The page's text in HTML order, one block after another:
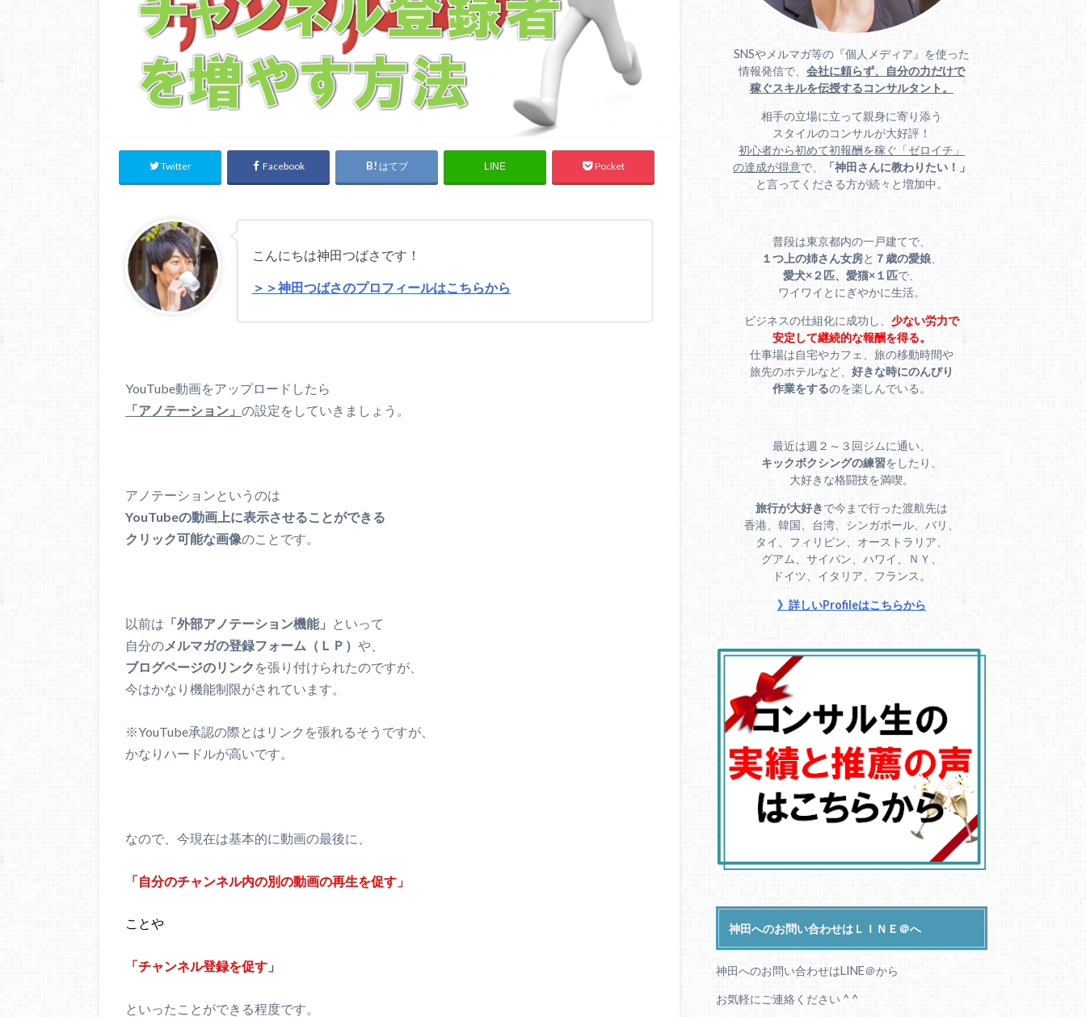
Twitter Facebook はてブ LINE Pocket
こんにちは神田つばさです！
＞＞神田つばさのプロフィールはこちらから
YouTube動画をアップロードしたら
「アノテーション」 の設定をしていきましょう。
アノテーションというのは
YouTubeの動画上に表示させることができる
クリック可能な画像のことです。
以前は 「外部アノテーション機能」
といって
自分のメルマガの登録フォーム（ＬＰ） や、
ブログページのリンク を張り付けられたのですが、
今はかなり機能制限がされています。
※YouTube承認の際とはリンクを張れるそうですが、
かなりハードルが高いです。
なので、今現在は基本的に動画の最後に、
「自分のチャンネル内の別の動画の再生を促す」
ことや
「チャンネル登録を促す」
といったことができる程度です。
SNSやメルマガ等の『個人メディア』を使った
情報発信で、 会社に頼らず、自分の力だけで
稼ぐスキルを伝授するコンサルタント。
相手の立場に立って親身に寄り添う
スタイルのコンサルが大好評！
初心者から初めて初報酬を稼ぐ「ゼロイチ」
の達成が得意で、
「神田さんに教わりたい！」
と言ってくださる方が続々と増加中。
普段は東京都内の一戸建てで、
１つ上の姉さん女房と ７歳の愛娘
愛犬×２匹、愛猫×１匹で、
ワイワイとにぎやかに生活。
ビジネスの仕組化に成功し、 少ない労力で
安定して継続的な報酬を得る。
仕事場は自宅やカフェ、旅の移動時間や
旅先のホテルなど、 好きな時にのんびり
作業をするのを楽しんでいる。
最近は週２～３回ジムに通い、
キックボクシングの練習をしたり、
大好きな格闘技を満喫。
旅行が大好きで今まで行った渡航先は
香港、韓国、台湾、シンガポール、バリ、
タイ、フィリピン、オーストラリア、
グアム、サイパン、ハワイ、ＮＹ、
ドイツ、イタリア、フランス。
》詳しいProfileはこちらから
神田へのお問い合わせはＬＩＮＥ＠へ
神田へのお問い合わせはLINE＠から
お気軽にご連絡ください ^ ^